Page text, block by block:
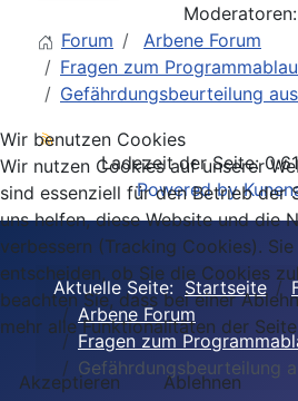
Moderatoren:
Forum
Arbene Forum
Fragen zum
Gefährdungsbeurteilung
Ladezeit der Seite:
Powered by
Aktuelle Seite: Startseite
Arbene Forum
Fragen zum
Gefährdungsbeurteilung
Wir benutzen Cookies
Wir nutzen Cookies auf unserer
sind essenziell für den Betrieb der
uns helfen, diese Website und die
verbessern (Tracking Cookies).
entscheiden, ob Sie die Cookies
beachten Sie, dass bei einer
mehr alle Funktionalitäten der
Akzeptieren Ablehnen